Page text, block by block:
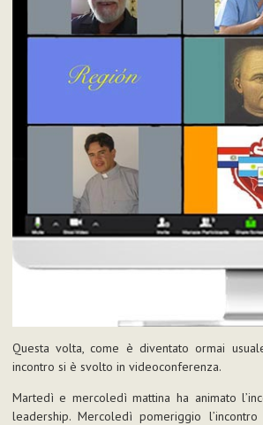
Questa volta, come è diventato ormai
incontro si è svolto in videoconferenza.
Martedì e mercoledì mattina ha animato
leadership. Mercoledì pomeriggio